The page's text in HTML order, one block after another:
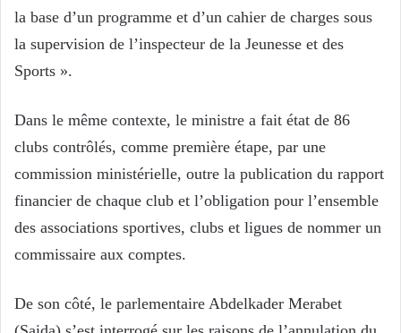
la base d’un programme et d’un cahier de charges sous
la supervision de l’inspecteur de la Jeunesse et des
Sports ».
Dans le même contexte, le ministre a fait état de 86
clubs contrôlés, comme première étape, par une
commission ministérielle, outre la publication du rapport
financier de chaque club et l’obligation pour l’ensemble
des associations sportives, clubs et ligues de nommer un
commissaire aux comptes.
De son côté, le parlementaire Abdelkader Merabet